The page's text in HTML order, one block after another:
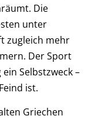
Die
unter
zugleich mehr
Der Sport
Selbstzweck –
ist.
Griechen